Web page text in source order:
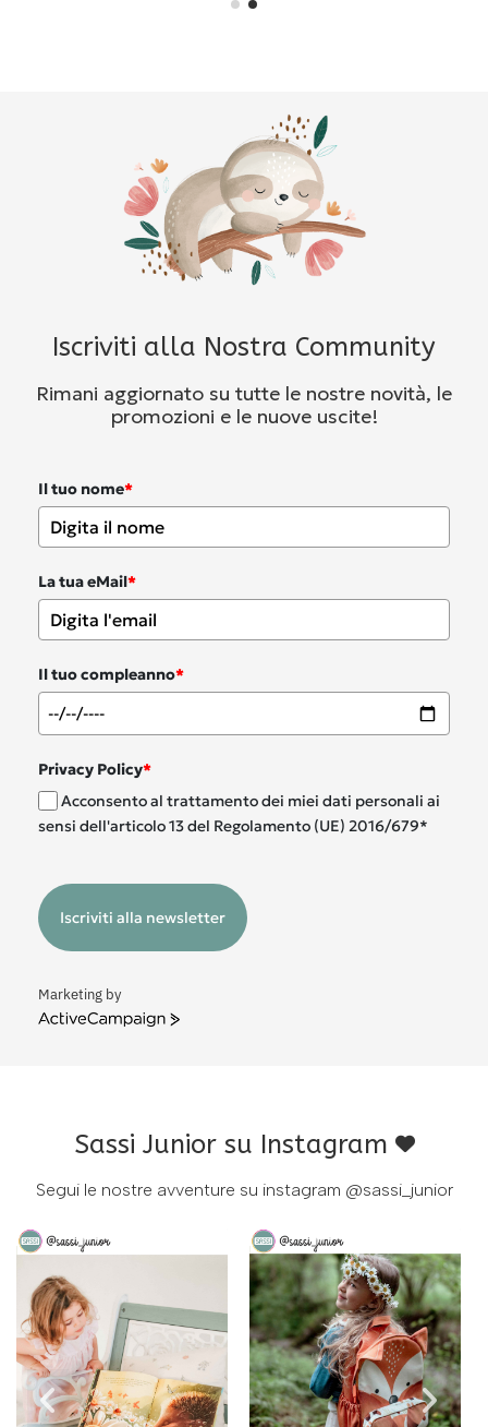
Iscriviti alla Nostra Community
Rimani aggiornato su tutte le nostre novità, le
promozioni e le nuove uscite!
Il tuo nome*
La tua eMail*
Il tuo compleanno*
Privacy Policy*
Acconsento al trattamento dei miei dati personali ai
sensi dell'articolo 13 del Regolamento (UE) 2016/679*
Iscriviti alla newsletter
Marketing by
ActiveCampaign
Sassi Junior su Instagram
Segui le nostre avventure su instagram @sassi_junior